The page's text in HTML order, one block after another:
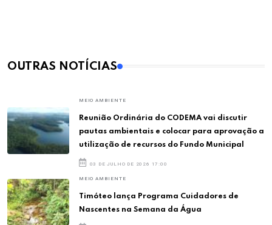
OUTRAS NOTÍCIAS
MEIO AMBIENTE
Reunião Ordinária do CODEMA vai discutir
pautas ambientais e colocar para aprovação a
utilização de recursos do Fundo Municipal
03 DE JULHO DE 2026 17:00
MEIO AMBIENTE
Timóteo lança Programa Cuidadores de
Nascentes na Semana da Água